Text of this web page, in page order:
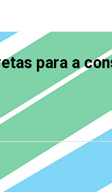
para a